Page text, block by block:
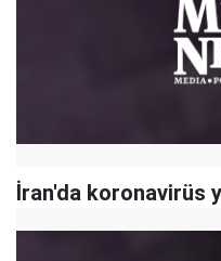
İran'da koronavirüs